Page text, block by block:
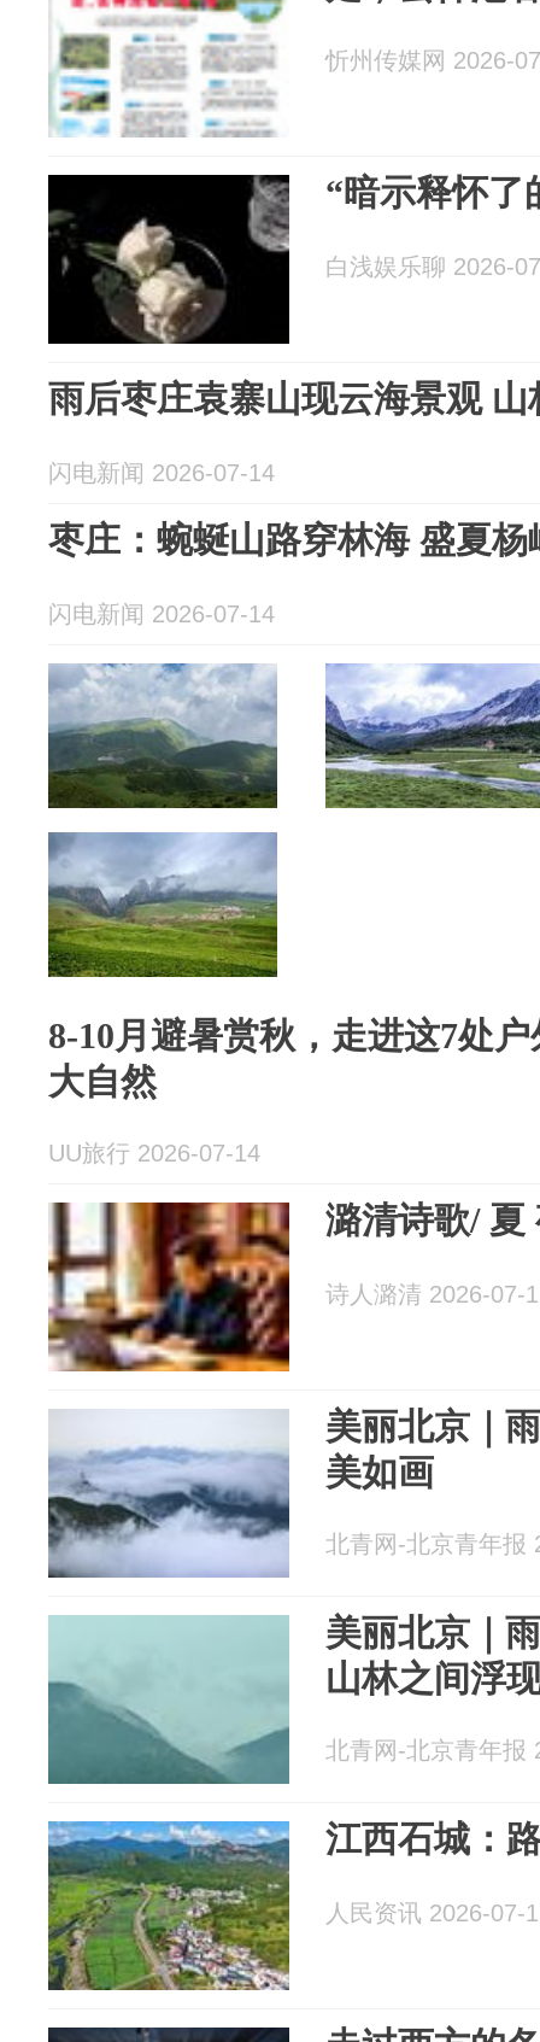
忻州传媒网 2026-
“暗示释怀了
白浅娱乐聊 2026-
雨后枣庄袁寨山现云海景观
闪电新闻 2026-07-14
枣庄：蜿蜒山路穿林海 盛夏杨
闪电新闻 2026-07-14
8-10月避暑赏秋，走进这7处
大自然
UU旅行 2026-07-14
诗人潞清 2026-07-
美丽北京｜
美如画
北青网-北京青年报
美丽北京｜
山林之间浮
北青网-北京青年报
江西石城：
人民资讯 2026-07-